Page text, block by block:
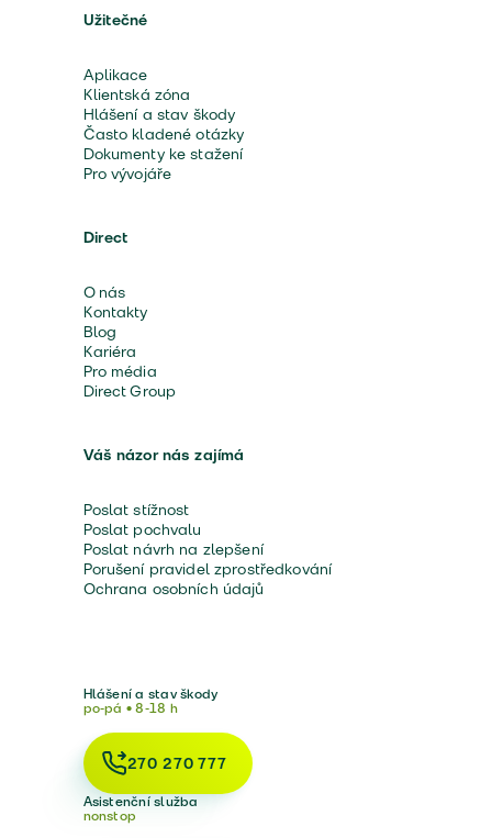
Užitečné
Aplikace
Klientská zóna
Hlášení a stav škody
Často kladené otázky
Dokumenty ke stažení
Pro vývojáře
Direct
O nás
Kontakty
Blog
Kariéra
Pro média
Direct Group
Váš názor nás zajímá
Poslat stížnost
Poslat pochvalu
Poslat návrh na zlepšení
Porušení pravidel zprostředkování
Ochrana osobních údajů
Hlášení a stav škody
po-pá • 8-18 h
270 270 777
Asistenční služba
nonstop